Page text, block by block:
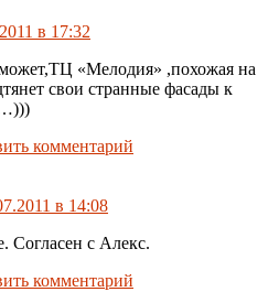
в 17:32
«Мелодия» ,похожая на
свои странные фасады к
комментарий
в 14:08
с Алекс.
комментарий